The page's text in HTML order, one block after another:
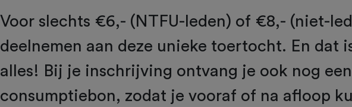
Voor slechts €6,- (NTFU-leden) of €8,- (niet-
deelnemen aan deze unieke toertocht. En dat
alles! Bij je inschrijving ontvang je ook nog
consumptiebon, zodat je vooraf of na afloop